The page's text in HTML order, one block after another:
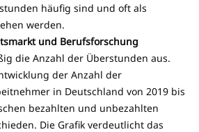
häufig sind und oft als
werden.
und Berufsforschung
die Anzahl der Überstunden aus.
der Anzahl der
in Deutschland von 2019 bis
bezahlten und unbezahlten
Die Grafik verdeutlicht das